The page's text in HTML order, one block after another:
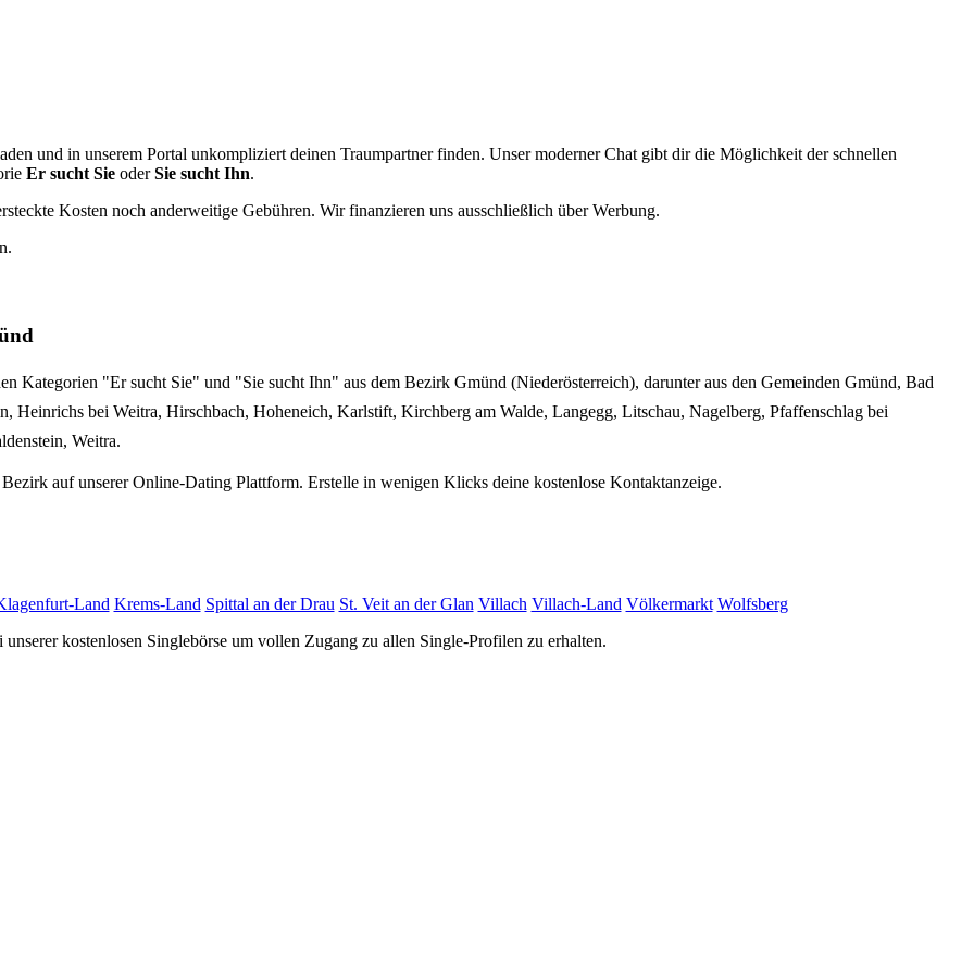
und in unserem Portal unkompliziert deinen Traumpartner finden. Unser moderner Chat gibt dir die Möglichkeit der schnellen
Er sucht Sie oderSie sucht Ihn.
Kosten noch anderweitige Gebühren. Wir finanzieren uns ausschließlich über Werbung.
Kategorien "Er sucht Sie" und "Sie sucht Ihn" aus dem Bezirk Gmünd (Niederösterreich), darunter aus den Gemeinden Gmünd, Bad
Heinrichs bei Weitra, Hirschbach, Hoheneich, Karlstift, Kirchberg am Walde, Langegg, Litschau, Nagelberg, Pfaffenschlag bei
Weitra.
auf unserer Online-Dating Plattform. Erstelle in wenigen Klicks deine kostenlose Kontaktanzeige.
Land Krems-Land Spittal an der Drau St. Veit an der Glan Villach Villach-Land Völkermarkt Wolfsberg
unserer kostenlosen Singlebörse um vollen Zugang zu allen Single-Profilen zu erhalten.